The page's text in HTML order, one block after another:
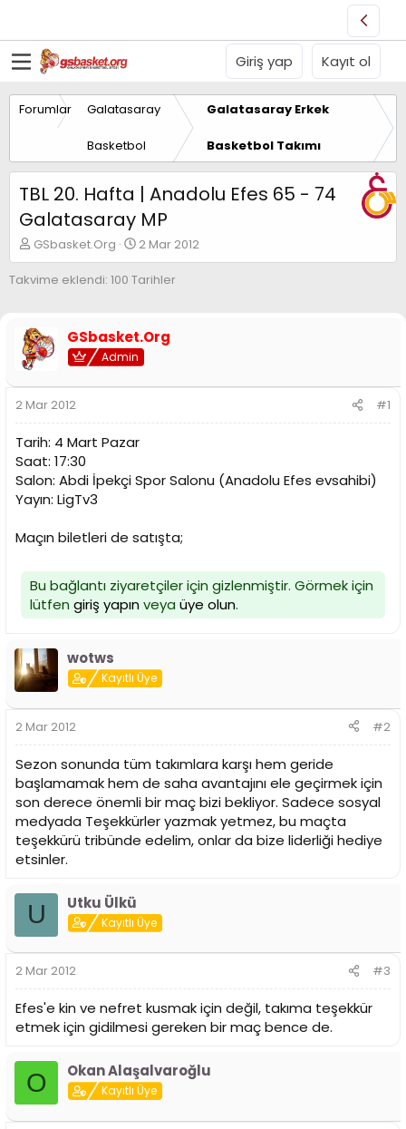
Giriş yap Kayıt ol
Forumlar Galatasaray
Basketbol
Galatasaray Erkek
Basketbol Takımı
TBL 20. Hafta | Anadolu Efes 65 - 74
Galatasaray MP
K
o
n
u
B
a
l
a
t
a
n
GSbasket.Org
B
a
ş
g
t
r
i
i
2 Mar 2012
Takvime eklendi: 100 Tarihler
GSbasket.Org
Admin
2 Mar 2012 #1
Tarih: 4 Mart Pazar
Saat: 17:30
Salon: Abdi İpekçi Spor Salonu (Anadolu Efes evsahibi)
Yayın: LigTv3
Maçın biletleri de satışta;
Bu bağlantı ziyaretçiler için gizlenmiştir. Görmek için
lütfen giriş yapınveya üye olun.
wotws
Kayıtlı Üye
2 Mar 2012 #2
Sezon sonunda tüm takımlara karşı hem geride
başlamamak hem de saha avantajını ele geçirmek için
son derece önemli bir maç bizi bekliyor. Sadece sosyal
medyada Teşekkürler yazmak yetmez, bu maçta
teşekkürü tribünde edelim, onlar da bize liderliği hediye
etsinler.
U Utku Ülkü
Kayıtlı Üye
2 Mar 2012 #3
Efes'e kin ve nefret kusmak için değil, takıma teşekkür
etmek için gidilmesi gereken bir maç bence de.
O Okan Alaşalvaroğlu
Kayıtlı Üye